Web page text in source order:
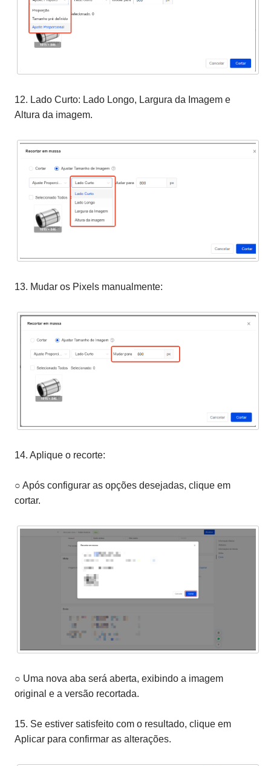
12. Lado Curto: Lado Longo, Largura da Imagem e
Altura da imagem.
13. Mudar os Pixels manualmente:
14. Aplique o recorte:
○ Após configurar as opções desejadas, clique em
cortar.
○ Uma nova aba será aberta, exibindo a imagem
original e a versão recortada.
15. Se estiver satisfeito com o resultado, clique em
Aplicar para confirmar as alterações.